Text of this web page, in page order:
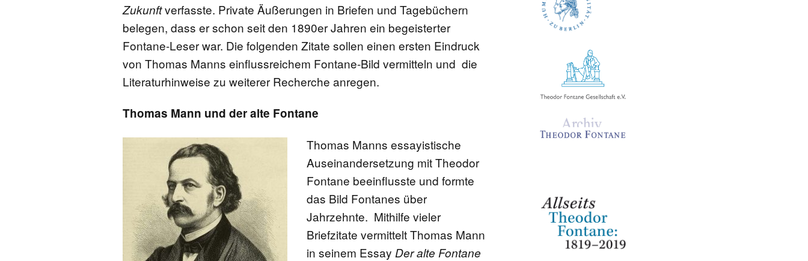
Zukunftverfasste. Private Äußerungen in Briefen und Tagebüchern
belegen, dass er schon seit den 1890er Jahren ein begeisterter
Fontane-Leser war. Die folgenden Zitate sollen einen ersten Eindruck
von Thomas Manns einflussreichem Fontane-Bild vermitteln und die
Literaturhinweise zu weiterer Recherche anregen.
Thomas Mann und der alte Fontane
Thomas Manns essayistische
Auseinandersetzung mit Theodor
Fontane beeinflusste und formte
das Bild Fontanes über
Jahrzehnte. Mithilfe vieler
Briefzitate vermittelt Thomas Mann
in seinem Essay Der alte Fontane